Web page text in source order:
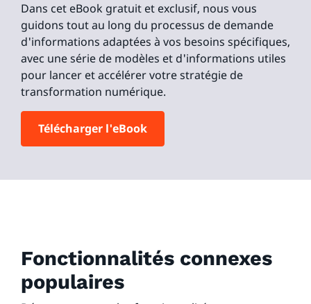
Dans cet eBook gratuit et exclusif, nous vous
guidons tout au long du processus de demande
d'informations adaptées à vos besoins spécifiques,
avec une série de modèles et d'informations utiles
pour lancer et accélérer votre stratégie de
transformation numérique.
Télécharger l'eBook
Fonctionnalités connexes
populaires